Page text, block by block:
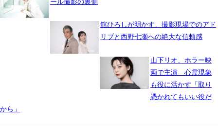
舘ひろしが明かす、撮影現場でのアド
リブと西野七瀬への絶大な信頼感
山下リオ、ホラー映
画で主演 心霊現象
も役に活かす「取り
憑かれてもいい役だ
から」